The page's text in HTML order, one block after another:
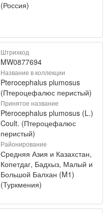
(Россия)
Штрихкод
MW0877694
Название в коллекции
Pterocephalus plumosus
(Птероцефалюс перистый)
Принятое название
Pterocephalus plumosus (L.)
Coult. (Птероцефалюс
перистый)
Районирование
Средняя Азия и Казахстан,
Копетдаг, Бадхыз, Малый и
Большой Балхан (M1)
(Туркмения)